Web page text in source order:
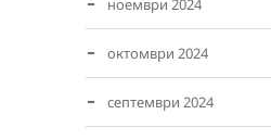
ноември 2024
октомври 2024
септември 2024